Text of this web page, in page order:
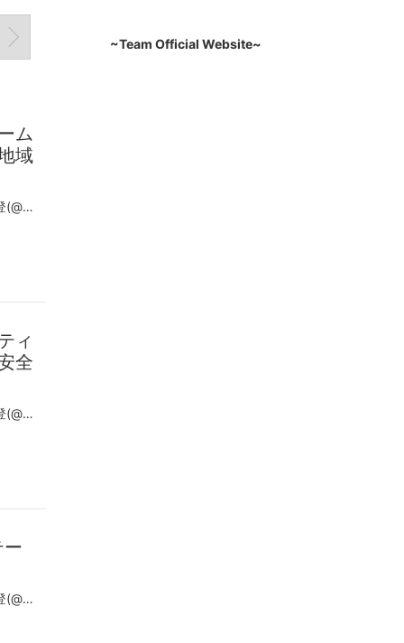
ム
域
この投稿をInstagramで見る Hideto NAKANE 中根 英登(@hideto_nakane)がシェアした投稿
ィ
全
この投稿をInstagramで見る Hideto NAKANE 中根 英登(@hideto_nakane)がシェアした投稿
この投稿をInstagramで見る Hideto NAKANE 中根 英登(@hideto_nakane)がシェアした投稿
~Team Official Website~